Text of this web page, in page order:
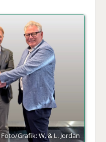
Foto/Grafik: W. & L. Jordan